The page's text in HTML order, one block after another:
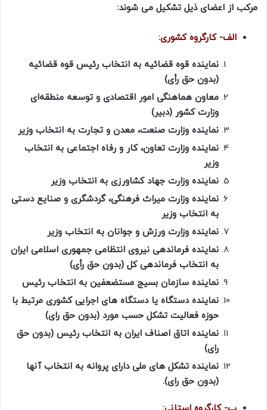
مرکب از اعضای ذیل تشکیل می شوند:
الف- کارگروه کشوری:
نماینده قوه قضائیه به انتخاب رئیس قوه قضائیه
(بدون حق رأی)
معاون هماهنگی امور اقتصادی و توسعه منطقه‌ای
وزارت کشور (دبیر)
نماینده وزارت صنعت، معدن و تجارت به انتخاب وزیر
نماینده وزارت تعاون، کار و رفاه اجتماعی به انتخاب
وزیر
نماینده وزارت جهاد کشاورزی به انتخاب وزیر
نماینده وزارت میراث فرهنگی، گردشگری و صنایع دستی
به انتخاب وزیر
نماینده وزارت ورزش و جوانان به انتخاب وزیر
نماینده فرماندهی نیروی انتظامی جمهوری اسلامی ایران
به انتخاب فرماندهی کل (بدون حق رأی)
نماینده سازمان بسیج مستضعفین به انتخاب رئیس
نماینده دستگاه یا دستگاه های اجرایی کشوری مرتبط با
حوزه فعالیت تشکل حسب مورد (بدون حق رای)
نماینده اتاق اصناف ایران به انتخاب رئیس (بدون حق
رای)
نماینده تشکل های ملی دارای پروانه به انتخاب آنها
(بدون حق رای).